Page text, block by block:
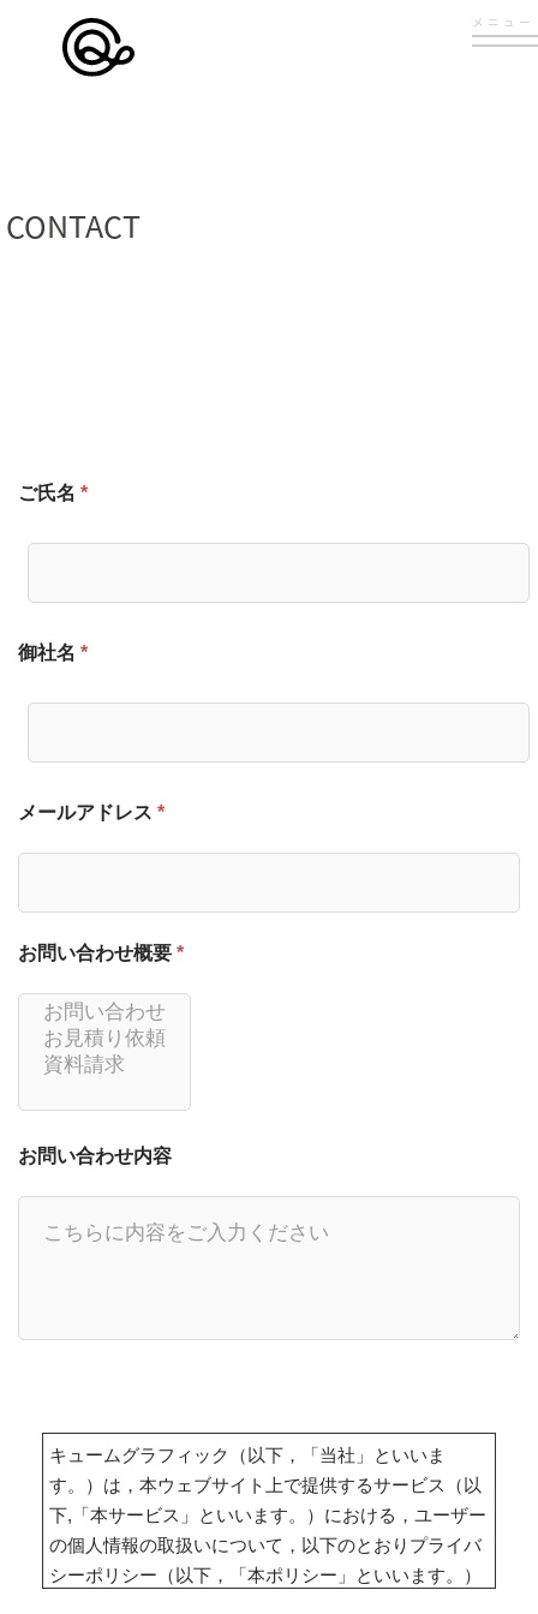
メニュー
CONTACT
ご氏名 *
御社名 *
メールアドレス *
お問い合わせ概要 *
お問い合わせ内容
キュームグラフィック（以下，「当社」といいま
す。）は，本ウェブサイト上で提供するサービス（以
下,「本サービス」といいます。）における，ユーザー
の個人情報の取扱いについて，以下のとおりプライバ
シーポリシー（以下，「本ポリシー」といいます。）